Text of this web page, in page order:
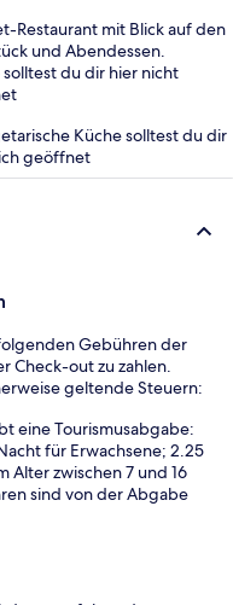
Restaurant mit Blick auf den
und Abendessen.
du dir hier nicht
Küche solltest du dir
geöffnet
Gebühren der
Check-out zu zahlen.
geltende Steuern:
eine Tourismusabgabe:
für Erwachsene; 2.25
Alter zwischen 7 und 16
sind von der Abgabe